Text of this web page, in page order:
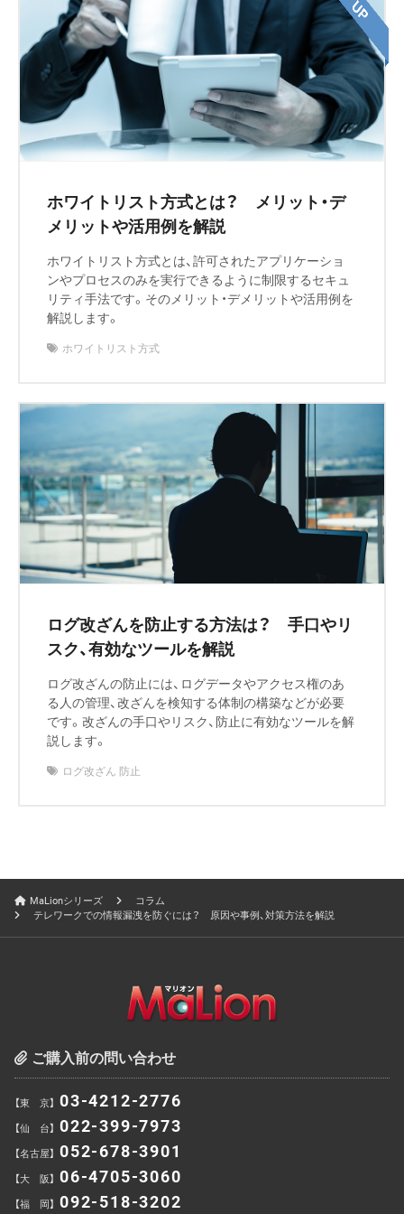
ホワイトリスト方式とは？ メリット・デ
メリットや活用例を解説
ホワイトリスト方式とは、許可されたアプリケーショ
ンやプロセスのみを実行できるように制限するセキュ
リティ手法です。そのメリット・デメリットや活用例を
解説します。
ホワイトリスト方式
ログ改ざんを防止する方法は？ 手口やリ
スク、有効なツールを解説
ログ改ざんの防止には、ログデータやアクセス権のあ
る人の管理、改ざんを検知する体制の構築などが必要
です。改ざんの手口やリスク、防止に有効なツールを解
説します。
ログ改ざん 防止
MaLionシリーズ
コラム
テレワークでの情報漏洩を防ぐには？ 原因や事例、対策方法を解説
ご購入前の問い合わせ
【東 京】 03-4212-2776
【仙 台】 022-399-7973
【名古屋】 052-678-3901
【大 阪】 06-4705-3060
【福 岡】 092-518-3202